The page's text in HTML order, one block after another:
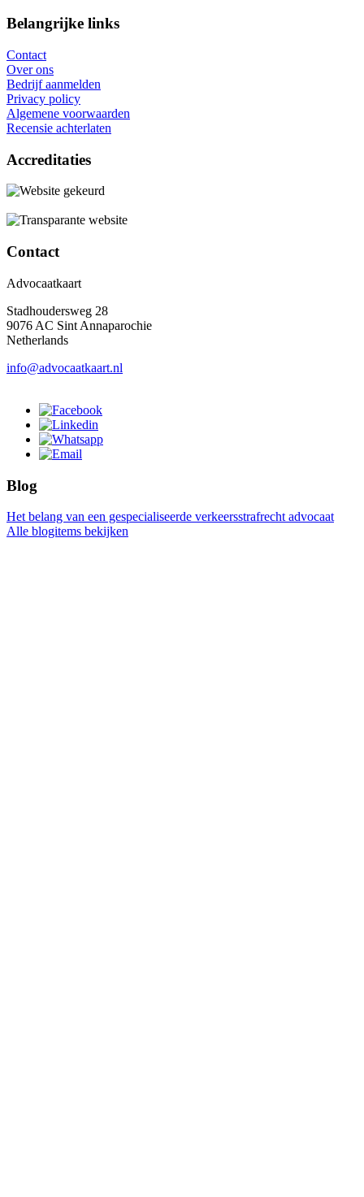
Belangrijke links
Contact
Over ons
Bedrijf aanmelden
Privacy policy
Algemene voorwaarden
Recensie achterlaten
Accreditaties
Contact
Advocaatkaart
Stadhoudersweg 28
9076 AC Sint Annaparochie
Netherlands
info@advocaatkaart.nl
Blog
Het belang van een gespecialiseerde verkeersstrafrecht advocaat
Alle blogitems bekijken